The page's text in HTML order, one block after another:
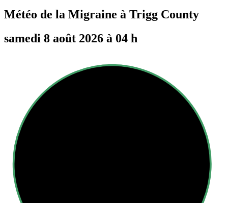
Météo de la Migraine à Trigg County
samedi 8 août 2026 à 04 h